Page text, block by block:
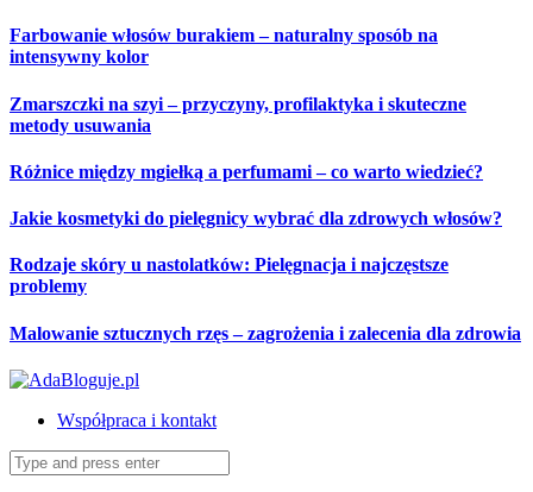
Skip
to
Farbowanie włosów burakiem – naturalny sposób na
intensywny kolor
Zmarszczki na szyi – przyczyny, profilaktyka i skuteczne
metody usuwania
Różnice między mgiełką a perfumami – co warto wiedzieć?
Jakie kosmetyki do pielęgnicy wybrać dla zdrowych włosów?
Rodzaje skóry u nastolatków: Pielęgnacja i najczęstsze
problemy
Malowanie sztucznych rzęs – zagrożenia i zalecenia dla zdrowia
Współpraca i kontakt
Search
for: